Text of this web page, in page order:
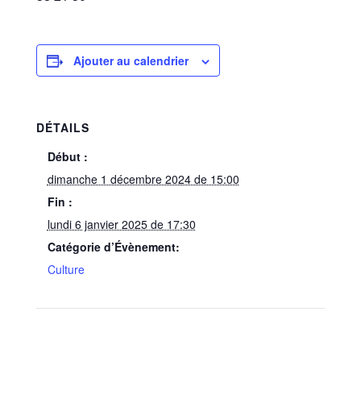
Ajouter au calendrier
DÉTAILS
Début :
dimanche 1 décembre 2024 de 15:00
Fin :
lundi 6 janvier 2025 de 17:30
Catégorie d’Évènement:
Culture